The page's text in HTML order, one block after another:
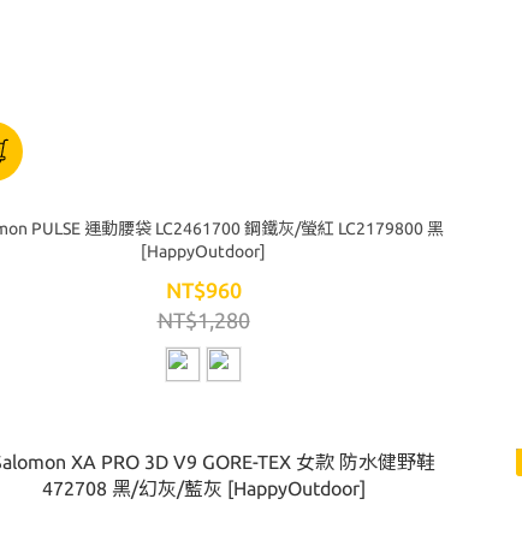
PULSE 運動腰袋 LC2461700 鋼鐵灰/螢紅 LC2179800 黑
[HappyOutdoor]
NT$960
NT$1,280